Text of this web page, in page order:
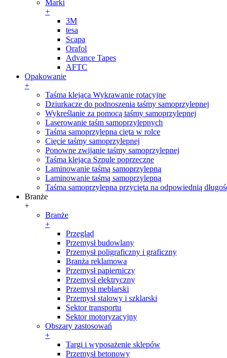
Marki
+
3M
tesa
Scapa
Orafol
Advance Tapes
AFTC
Opakowanie
+
Taśma klejąca Wykrawanie rotacyjne
Dziurkacze do podnoszenia taśmy samoprzylepnej
Wykreślanie za pomocą taśmy samoprzylepnej
Laserowanie taśm samoprzylepnych
Taśma samoprzylepna cięta w rolce
Cięcie taśmy samoprzylepnej
Ponowne zwijanie taśmy samoprzylepnej
Taśma klejąca Szpule poprzeczne
Laminowanie taśmą samoprzylepną
Laminowanie taśmą samoprzylepną
Taśma samoprzylepna przycięta na odpowiednią
Branże
+
Branże
+
Przegląd
Przemysł budowlany
Przemysł poligraficzny i graficzny
Branża reklamowa
Przemysł papierniczy
Przemysł elektryczny
Przemysł meblarski
Przemysł stalowy i szklarski
Sektor transportu
Sektor motoryzacyjny
Obszary zastosowań
+
Targi i wyposażenie sklepów
Przemysł betonowy